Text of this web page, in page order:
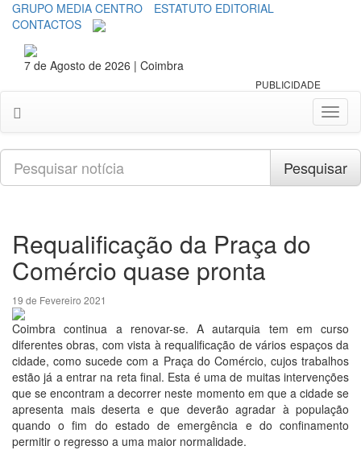
GRUPO MEDIA CENTRO
ESTATUTO EDITORIAL
CONTACTOS
7 de Agosto de 2026 | Coimbra
PUBLICIDADE
Pesquisar
Pesquisar
Requalificação da Praça do
Comércio quase pronta
19 de Fevereiro 2021
Coimbra continua a renovar-se. A autarquia tem em curso
diferentes obras, com vista à requalificação de vários espaços da
cidade, como sucede com a Praça do Comércio, cujos trabalhos
estão já a entrar na reta final. Esta é uma de muitas intervenções
que se encontram a decorrer neste momento em que a cidade se
apresenta mais deserta e que deverão agradar à população
quando o fim do estado de emergência e do confinamento
permitir o regresso a uma maior normalidade.